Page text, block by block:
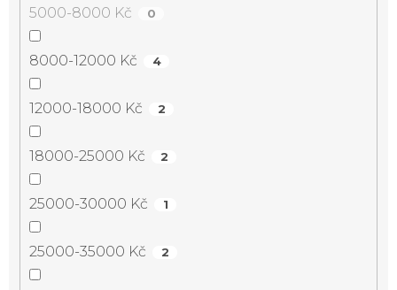
5000-8000 Kč 0
8000-12000 Kč 4
12000-18000 Kč 2
18000-25000 Kč 2
25000-30000 Kč 1
25000-35000 Kč 2